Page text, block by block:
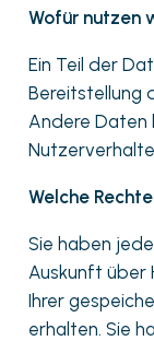
Wofür nutzen
Ein Teil der
Bereitstellung
Andere Daten
Welche
Sie haben
Auskunft über
Ihrer
erhalten. Sie